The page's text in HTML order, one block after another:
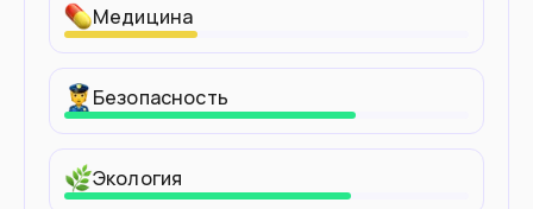
Медицина
Безопасность
Экология